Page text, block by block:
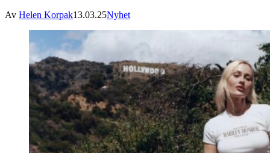
Av Helen Korpak13.03.25Nyhet